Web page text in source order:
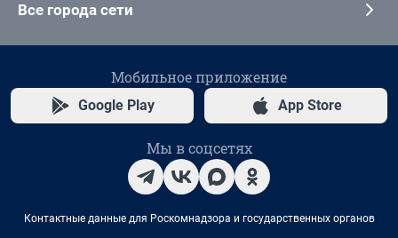
Все города сети
Мобильное приложение
Google Play App Store
Мы в соцсетях
Контактные данные для Роскомнадзора и государственных органов